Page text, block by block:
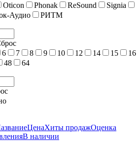
Oticon Phonak ReSound
Signia
Аудио
РИТМ
6 7 8 9 10 12 14 15
16
48
64
ЦенаХиты продажОценка
В наличии